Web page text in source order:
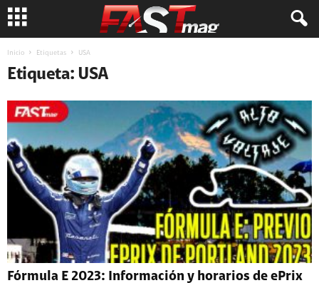
Inicio Etiquetas USA
Etiqueta: USA
Fórmula E 2023: Información y horarios de ePrix